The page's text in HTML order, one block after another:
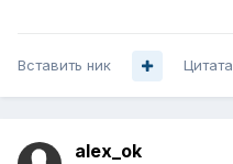
Вставить ник Цитата
alex_ok